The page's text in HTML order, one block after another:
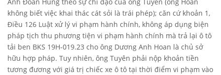
không biết việc khai thác cát sỏi là trái phép); căn cứ khoản 1,
Điều 126 Luật xử lý vi phạm hành chính, không áp dụng biện
pháp tịch thu phương tiện vi phạm hành chính mà trả lại ô tô
tải ben BKS 19H-019.23 cho ông Dương Anh Hoan là chủ sở
hữu hợp pháp. Tuy nhiên, ông Tuyên phải nộp khoản tiền
tương đương với giá trị chiếc xe ô tô tại thời điểm vi phạm vào